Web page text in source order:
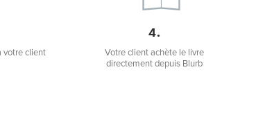
votre client
4.
Votre client achète le livre
directement depuis Blurb